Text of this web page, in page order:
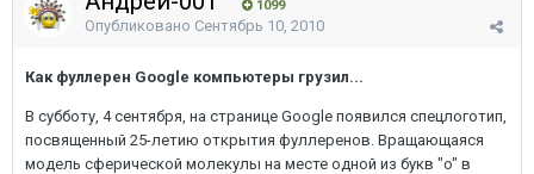
1099
Опубликовано Сентябрь 10, 2010
Как фуллерен Google компьютеры грузил...
В субботу, 4 сентября, на странице Google появился спецлоготип,
посвященный 25-летию открытия фуллеренов. Вращающаяся
модель сферической молекулы на месте одной из букв "o" в